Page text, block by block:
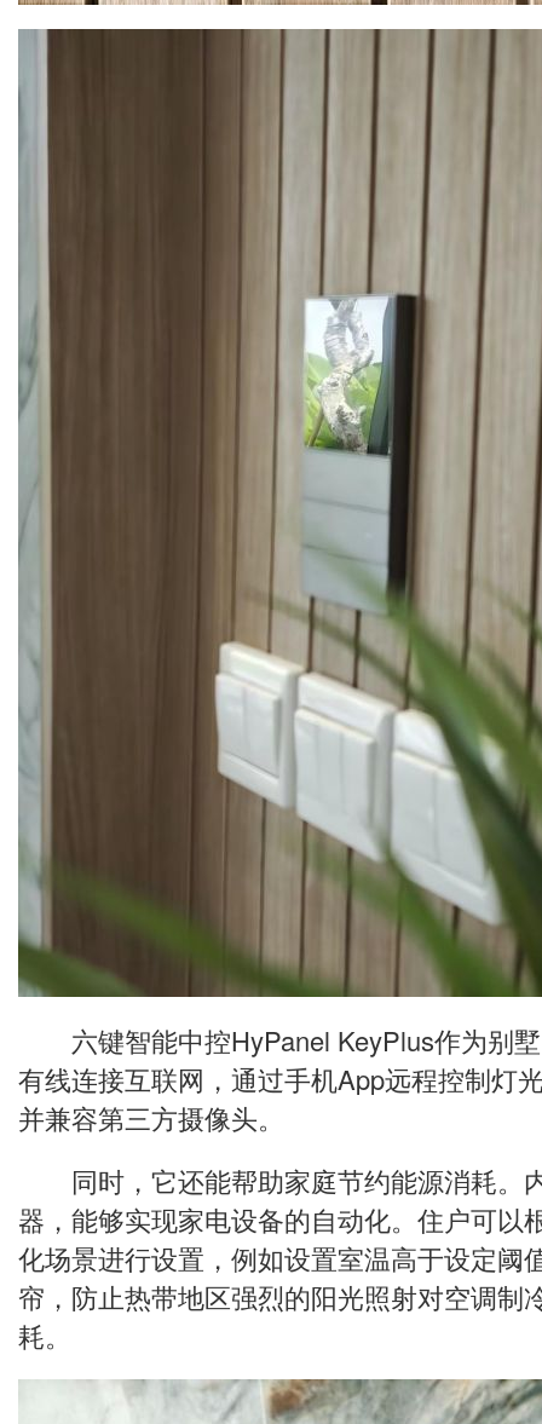
六键智能中控HyPanel KeyPlus作为别
有线连接互联网，通过手机App远程控制灯
并兼容第三方摄像头。
同时，它还能帮助家庭节约能源消耗。
器，能够实现家电设备的自动化。住户可以
化场景进行设置，例如设置室温高于设定阈
帘，防止热带地区强烈的阳光照射对空调制
耗。